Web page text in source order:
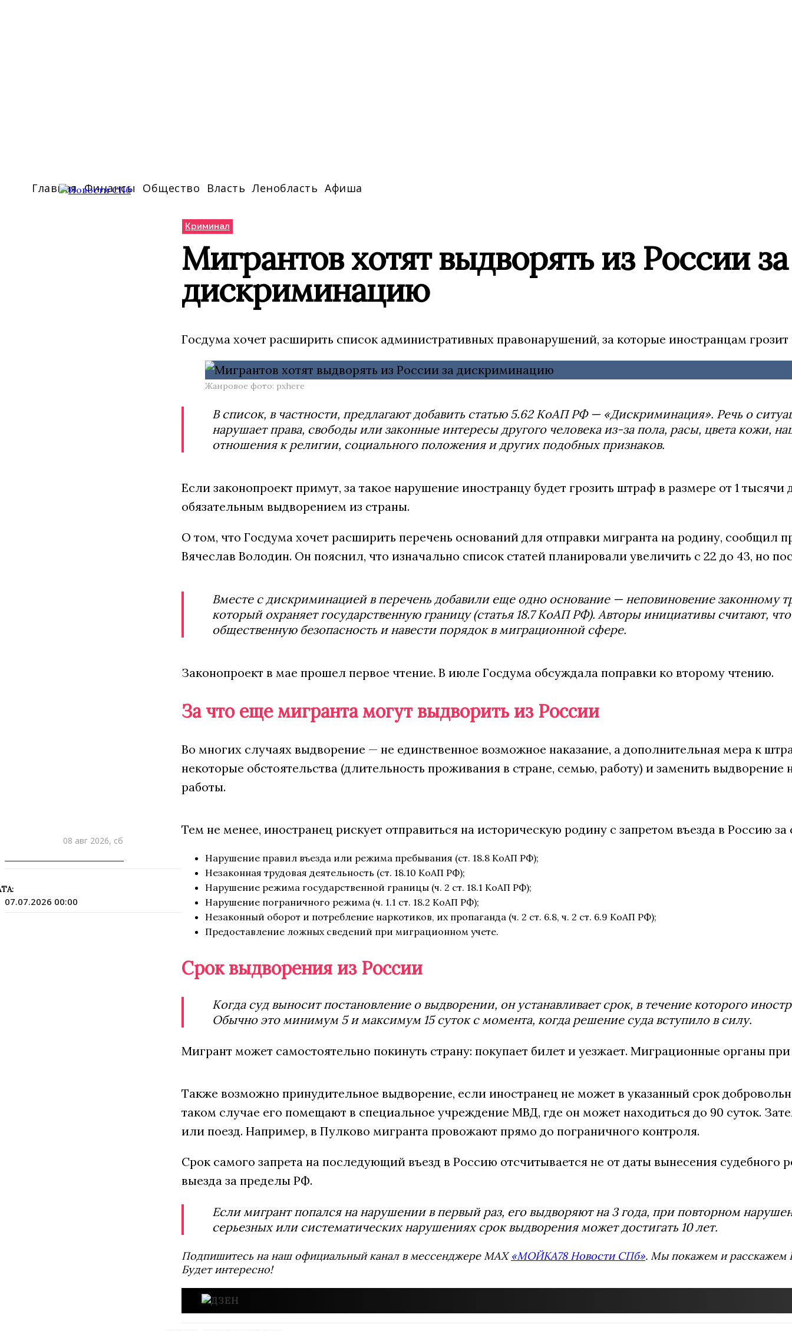
Главная Финансы Общество Власть Ленобласть Афиша
08 авг 2026, сб
07.07.2026 00:00
Криминал
Мигрантов хотят выдворять из России за
дискриминацию
Госдума хочет расширить список административных правонарушений, за которые иностранцам
Жанровое фото: pxhere
В список, в частности, предлагают добавить статью 5.62 КоАП РФ — «Дискриминация». Речь о
нарушает права, свободы или законные интересы другого человека из-за пола, расы, цвета кожи,
отношения к религии, социального положения и других подобных признаков.
Если законопроект примут, за такое нарушение иностранцу будет грозить штраф в размере от 1 тысячи
обязательным выдворением из страны.
О том, что Госдума хочет расширить перечень оснований для отправки мигранта на родину, сообщил
Вячеслав Володин. Он пояснил, что изначально список статей планировали увеличить с 22 до 43, но
Вместе с дискриминацией в перечень добавили еще одно основание — неповиновение законному
который охраняет государственную границу (статья 18.7 КоАП РФ). Авторы инициативы считают,
общественную безопасность и навести порядок в миграционной сфере.
Законопроект в мае прошел первое чтение. В июле Госдума обсуждала поправки ко второму чтению.
За что еще мигранта могут выдворить из России
Во многих случаях выдворение — не единственное возможное наказание, а дополнительная мера к
некоторые обстоятельства (длительность проживания в стране, семью, работу) и заменить
работы.
Тем не менее, иностранец рискует отправиться на историческую родину с запретом въезда в Россию
Нарушение правил въезда или режима пребывания (ст. 18.8 КоАП РФ);
Незаконная трудовая деятельность (ст. 18.10 КоАП РФ);
Нарушение режима государственной границы (ч. 2 ст. 18.1 КоАП РФ);
Нарушение пограничного режима (ч. 1.1 ст. 18.2 КоАП РФ);
Незаконный оборот и потребление наркотиков, их пропаганда (ч. 2 ст. 6.8, ч. 2 ст. 6.9 КоАП РФ);
Предоставление ложных сведений при миграционном учете.
Срок выдворения из России
Когда суд выносит постановление о выдворении, он устанавливает срок, в течение которого
Обычно это минимум 5 и максимум 15 суток с момента, когда решение суда вступило в силу.
Мигрант может самостоятельно покинуть страну: покупает билет и уезжает. Миграционные органы
Также возможно принудительное выдворение, если иностранец не может в указанный срок
таком случае его помещают в специальное учреждение МВД, где он может находиться до 90 суток.
или поезд. Например, в Пулково мигранта провожают прямо до пограничного контроля.
Срок самого запрета на последующий въезд в Россию отсчитывается не от даты вынесения судебного
выезда за пределы РФ.
Если мигрант попался на нарушении в первый раз, его выдворяют на 3 года, при повторном
серьезных или систематических нарушениях срок выдворения может достигать 10 лет.
Подпишитесь на наш официальный канал в мессенджере MAX«МОЙКА78 Новости СПб». Мы покажем и расскажем
Будет интересно!